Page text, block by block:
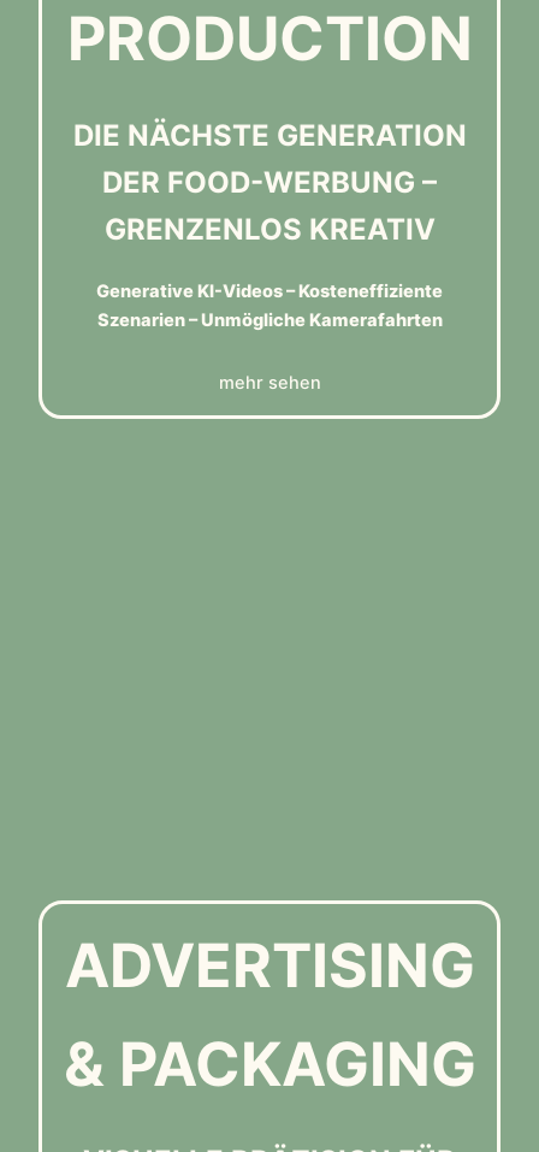
PRODUCTION
DIE NÄCHSTE GENERATION
DER FOOD-WERBUNG –
GRENZENLOS KREATIV
Generative KI-Videos – Kosteneffiziente
Szenarien – Unmögliche Kamerafahrten
mehr sehen
ADVERTISING
& PACKAGING